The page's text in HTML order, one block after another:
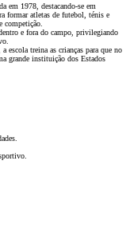
em 1978, destacando-se em
formar atletas de futebol, ténis e
competição.
e fora do campo, privilegiando
escola treina as crianças para que no
grande instituição dos Estados